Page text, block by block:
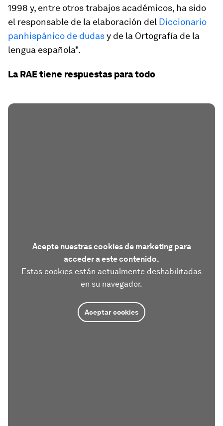
1998 y, entre otros trabajos académicos, ha sido
el responsable de la elaboración del Diccionario
panhispánico de dudasy de la Ortografía de la
lengua española".
La RAE tiene respuestas para todo
Acepte nuestras cookies de marketing para
acceder a este contenido.
Estas cookies están actualmente deshabilitadas
en su navegador.
Aceptar cookies